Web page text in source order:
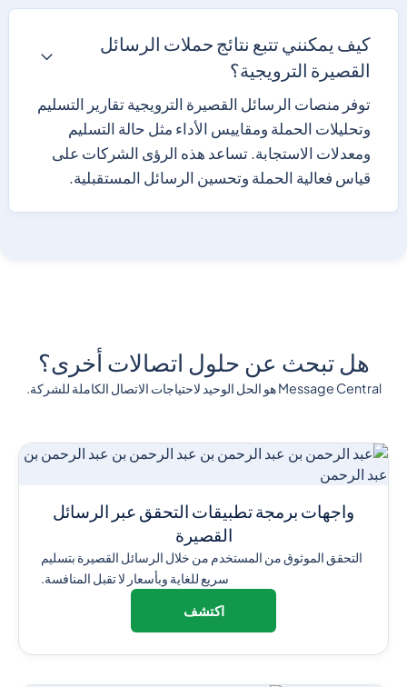
كيف يمكنني تتبع نتائج حملات الرسائل
القصيرة الترويجية؟
توفر منصات الرسائل القصيرة الترويجية تقارير التسليم
وتحليلات الحملة ومقاييس الأداء مثل حالة التسليم
ومعدلات الاستجابة. تساعد هذه الرؤى الشركات على
قياس فعالية الحملة وتحسين الرسائل المستقبلية.
هل تبحث عن حلول اتصالات أخرى؟
Message Central هو الحل الوحيد لاحتياجات الاتصال الكاملة للشركة.
واجهات برمجة تطبيقات التحقق عبر الرسائل
القصيرة
التحقق الموثوق من المستخدم من خلال الرسائل القصيرة بتسليم
سريع للغاية وبأسعار لا تقبل المنافسة.
اكتشف